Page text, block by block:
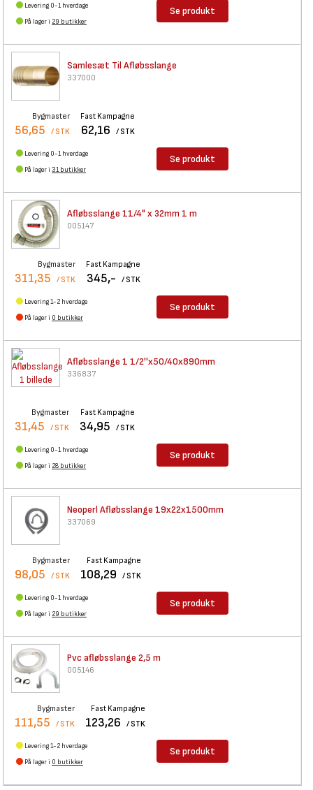
Levering 0-1 hverdage
På lager i 29 butikker
Se produkt
Samlesæt Til Afløbsslange
337000
Bygmaster
56,65 / STK
Fast Kampagne
62,16 / STK
Levering 0-1 hverdage
På lager i 31 butikker
Se produkt
Afløbsslange 11/4" x 32mm 1 m
005147
Bygmaster
311,35 / STK
Fast Kampagne
345,- / STK
Levering 1-2 hverdage
På lager i 0 butikker
Se produkt
Afløbsslange 1 1/2''x50/40x890mm
336837
Bygmaster
31,45 / STK
Fast Kampagne
34,95 / STK
Levering 0-1 hverdage
På lager i 28 butikker
Se produkt
Neoperl Afløbsslange 19x22x1500mm
337069
Bygmaster
98,05 / STK
Fast Kampagne
108,29 / STK
Levering 0-1 hverdage
På lager i 29 butikker
Se produkt
Pvc afløbsslange 2,5 m
005146
Bygmaster
111,55 / STK
Fast Kampagne
123,26 / STK
Levering 1-2 hverdage
På lager i 0 butikker
Se produkt